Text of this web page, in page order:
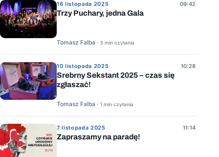
16 listopada 2025 09:42
Trzy Puchary, jedna Gala
Tomasz Falba · 5 min czytania
10 listopada 2025 10:28
Srebrny Sekstant 2025 – czas się
zgłaszać!
Tomasz Falba · 1 min czytania
7 listopada 2025 11:14
Zapraszamy na paradę!